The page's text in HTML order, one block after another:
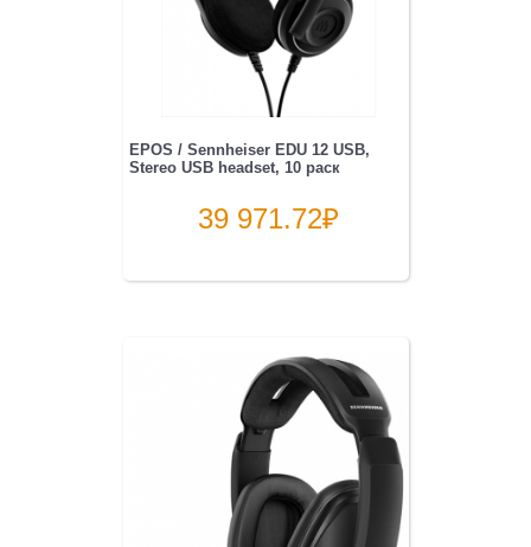
EPOS / Sennheiser EDU 12 USB,
Stereo USB headset, 10 раск
39 971.72₽